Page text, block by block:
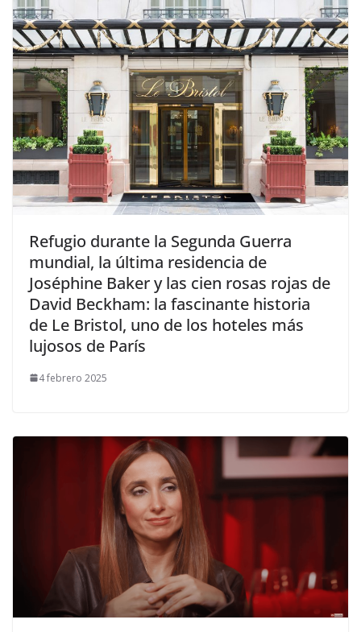
​Refugio durante la Segunda Guerra
mundial, la última residencia de
Joséphine Baker y las cien rosas rojas de
David Beckham: la fascinante historia
de Le Bristol, uno de los hoteles más
lujosos de París
4 febrero 2025